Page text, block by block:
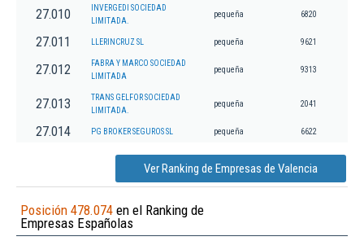
27.010
INVERGEDI SOCIEDAD
LIMITADA.
pequeña 6820
27.011 LLERINCRUZ SL pequeña 9621
27.012
FABRA Y MARCO SOCIEDAD
LIMITADA
pequeña 9313
27.013
TRANS GELFOR SOCIEDAD
LIMITADA.
pequeña 2041
27.014 PG BROKER SEGUROS SL pequeña 6622
Ver Ranking de Empresas de Valencia
Posición 478.074 en el Ranking de
Empresas Españolas